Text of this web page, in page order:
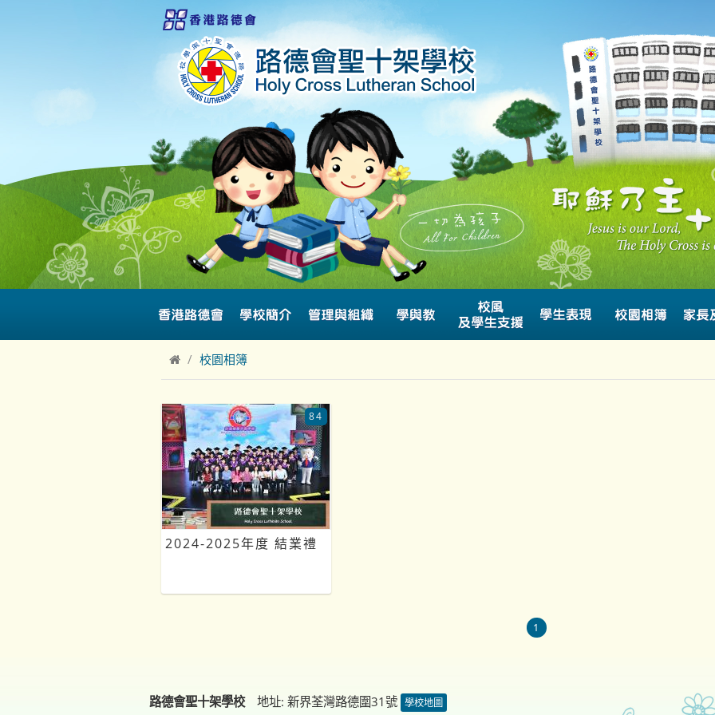
校園相簿
2024-2025年度 結業禮
84
1
路德會聖十架學校 地址: 新界荃灣路德圍31號 學校地圖